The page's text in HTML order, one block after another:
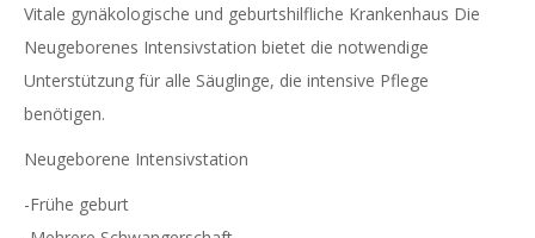
Vitale gynäkologische und geburtshilfliche Krankenhaus Die
Neugeborenes Intensivstation bietet die notwendige
Unterstützung für alle Säuglinge, die intensive Pflege
benötigen.
Neugeborene Intensivstation
-Frühe geburt